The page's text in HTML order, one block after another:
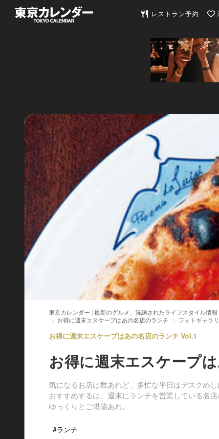
東京カレンダー | 最新
レストラン予約
東京カレンダー | 最新のグルメ、洗練されたライフスタイル情報
お得に週末エスケープはあの名店のランチ
フォトギャラ
お得に週末エスケープはあの名店のランチ Vol.1
お得に週末エスケープ
気になるお店は数あれど、多忙な平日はデスクめ
おすすめするは、週末にランチを営業している名
ゆっくりとご堪能あれ。
#ランチ